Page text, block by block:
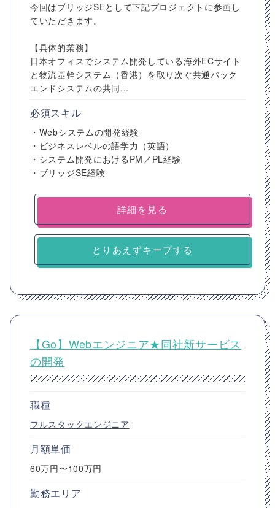
今回はブリッジSEとして下記プロジェクトに参画し
ていただきます。
【具体的業務】
日本オフィスでシステム開発している海外ECサイト
と物流基幹システム（香港）を取り次ぐ共通バック
エンドシステムの共同...
必須スキル
・Webシステムの開発経験
・ビジネスレベルの語学力（英語）
・システム開発におけるPM／PL経験
・ブリッジSE経験
詳細を見る
とりあえずキープする
【Go】Webエンジニア★同社新サービス
の開発
職種
フルスタックエンジニア
月額単価
60万円〜100万円
勤務エリア